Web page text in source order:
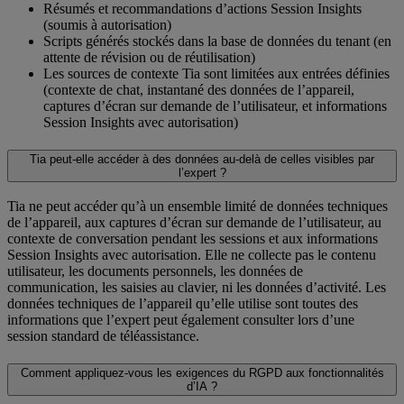
Résumés et recommandations d’actions Session Insights
(soumis à autorisation)
Scripts générés stockés dans la base de données du tenant (en
attente de révision ou de réutilisation)
Les sources de contexte Tia sont limitées aux entrées définies
(contexte de chat, instantané des données de l’appareil,
captures d’écran sur demande de l’utilisateur, et informations
Session Insights avec autorisation)
Tia peut-elle accéder à des données au-delà de celles visibles par
l’expert ?
Tia ne peut accéder qu’à un ensemble limité de données techniques
de l’appareil, aux captures d’écran sur demande de l’utilisateur, au
contexte de conversation pendant les sessions et aux informations
Session Insights avec autorisation. Elle ne collecte pas le contenu
utilisateur, les documents personnels, les données de
communication, les saisies au clavier, ni les données d’activité. Les
données techniques de l’appareil qu’elle utilise sont toutes des
informations que l’expert peut également consulter lors d’une
session standard de téléassistance.
Comment appliquez-vous les exigences du RGPD aux fonctionnalités
d’IA ?